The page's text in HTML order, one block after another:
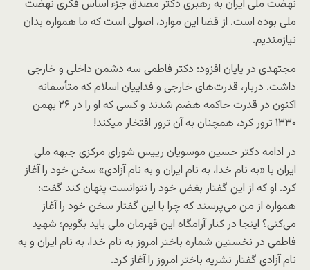
نهضت ملی ایران به رهبری دکتر مصدق جزء اساس فکری نهضت
ملی بوده است. از قضا این موارد، اصولی است که ما همواره بدان
نیازمندیم.
مجتهدی در پایان افزود: دکتر فاطمی سه دشمن داخلی و خارجی
داشت. دربار، قدرت‌های خارجی و فداییان اسلام که متأسفانه
اکنون در قدرت حاکمه هضم شدند و کسی که او را در ۲۶ بهمن
۱۳۳۰ ترور کرد، همچنان به آن ترور افتخار میکند!
در ادامه دکتر حسین موسویان رییس شورای مرکزی جبهه ملی
ایران با «به نام خدا، به نام ایران و به نام آزادی» سخن خود را آغاز
کرد. او که از این گفتار بغض خود را نتوانست پنهان کند گفت:
همواره از من می‌پرسند که چرا با این گفتار سخن خود را آغاز
می‌کنی؟ اینجا در کنار آرامگاه این قهرمان ملی باید بگویم؛ شهید
فاطمی در نخستین شماره باختر امروز به نام خدا، به نام ایران و به
نام آزادی گفتار نشریه باختر امروز را آغاز کرد.